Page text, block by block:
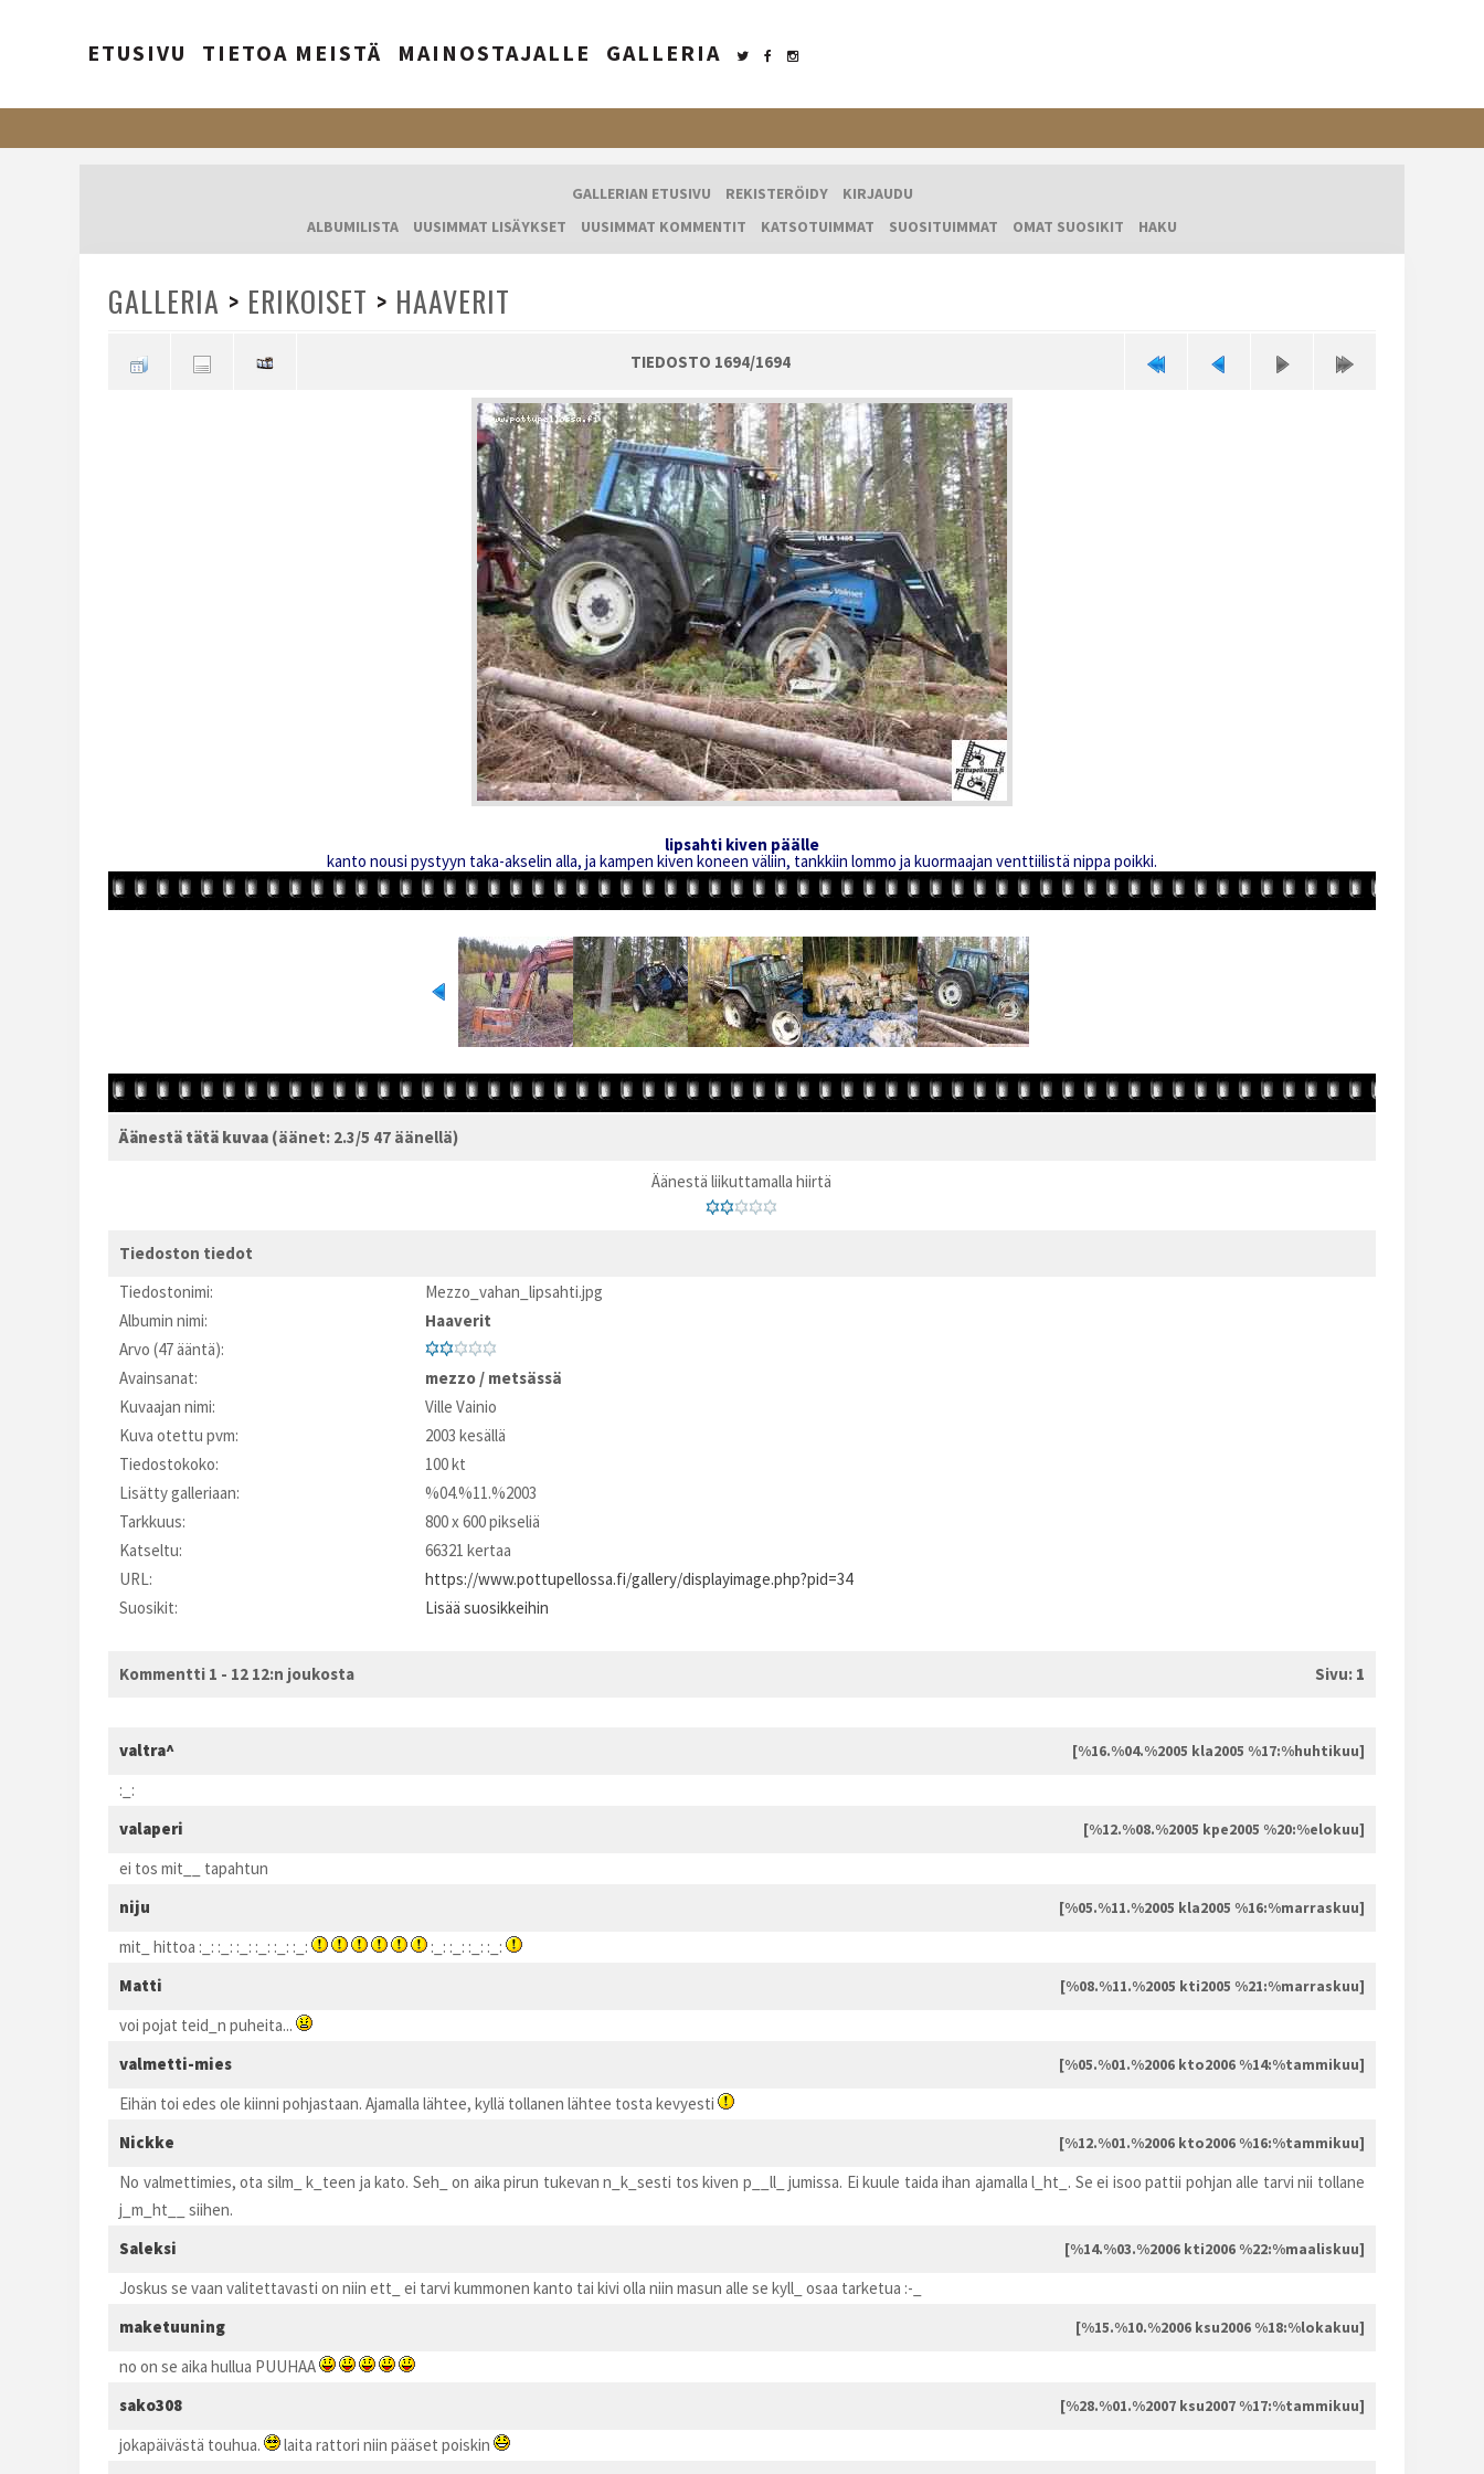
ETUSIVU TIETOA MEISTÄ MAINOSTAJALLE GALLERIA
GALLERIAN ETUSIVU REKISTERÖIDY
KIRJAUDU
ALBUMILISTA
UUSIMMAT LISÄYKSET UUSIMMAT KOMMENTIT KATSOTUIMMAT SUOSITUIMMAT OMAT SUOSIKIT HAKU
GALLERIA > ERIKOISET > HAAVERIT
TIEDOSTO 1694/1694
lipsahti kiven päälle
kanto nousi pystyyn taka-akselin alla, ja kampen kiven koneen väliin, tankkiin lommo ja kuormaajan venttiilistä nippa poikki.
Äänestä tätä kuvaa (äänet: 2.3/5 47 äänellä)
Äänestä liikuttamalla hiirtä
Tiedoston tiedot
Tiedostonimi:
Mezzo_vahan_lipsahti.jpg
Albumin nimi:
Haaverit
Arvo (47 ääntä):
Avainsanat:
mezzo / metsässä
Kuvaajan nimi:
Ville Vainio
Kuva otettu pvm:
2003 kesällä
Tiedostokoko:
100 kt
Lisätty galleriaan:
%04.%11.%2003
Tarkkuus:
800 x 600 pikseliä
Katseltu:
66321 kertaa
URL:
https://www.pottupellossa.fi/gallery/displayimage.php?pid=34
Suosikit:
Lisää suosikkeihin
Kommentti 1 - 12 12:n joukosta Sivu: 1
valtra^ [%16.%04.%2005 kla2005 %17:%huhtikuu]
:_:
valaperi
[%12.%08.%2005 kpe2005 %20:%elokuu]
ei tos mit__ tapahtun
niju
[%05.%11.%2005 kla2005 %16:%marraskuu]
mit_ hittoa :_: :_: :_: :_: :_: :_:
:_: :_: :_: :_:
Matti
[%08.%11.%2005 kti2005 %21:%marraskuu]
voi pojat teid_n puheita...
valmetti-mies
[%05.%01.%2006 kto2006 %14:%tammikuu]
Eihän toi edes ole kiinni pohjastaan. Ajamalla lähtee, kyllä tollanen lähtee tosta kevyesti
Nickke
[%12.%01.%2006 kto2006 %16:%tammikuu]
No valmettimies, ota silm_ k_teen ja kato. Seh_ on aika pirun tukevan n_k_sesti tos kiven p__ll_ jumissa. Ei kuule taida ihan ajamalla l_ht_. Se ei isoo pattii pohjan alle tarvi nii tollane
j_m_ht__ siihen.
Saleksi
[%14.%03.%2006 kti2006 %22:%maaliskuu]
Joskus se vaan valitettavasti on niin ett_ ei tarvi kummonen kanto tai kivi olla niin masun alle se kyll_ osaa tarketua :-_
maketuuning
[%15.%10.%2006 ksu2006 %18:%lokakuu]
no on se aika hullua PUUHAA
sako308
[%28.%01.%2007 ksu2007 %17:%tammikuu]
jokapäivästä touhua.
laita rattori niin pääset poiskin